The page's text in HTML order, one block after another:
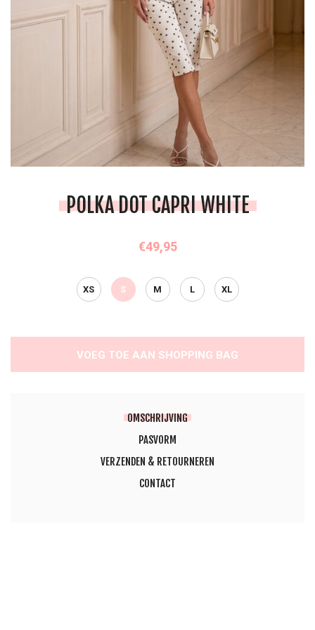
POLKA DOT CAPRI WHITE
€49,95
OMSCHRIJVING
PASVORM
VERZENDEN & RETOURNEREN
CONTACT
XS S M L XL
VOEG TOE AAN SHOPPING BAG